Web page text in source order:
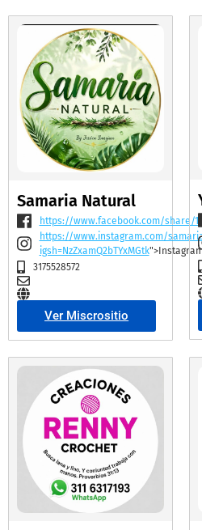
Samaria Natural
https://www.facebook.com/share/
https://www.instagram.com/
igsh=NzZxamQ2bTYxMGtk
3175528572
Ver Miscrositio